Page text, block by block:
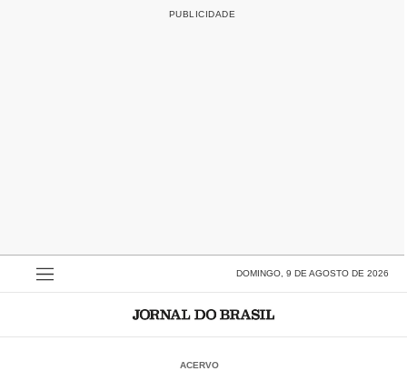
DOMINGO, 9 DE AGOSTO DE 2026
ACERVO